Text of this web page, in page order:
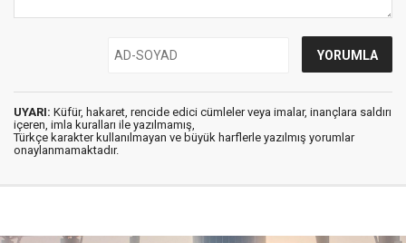
UYARI: Küfür, hakaret, rencide edici cümleler veya imalar, inançlara saldırı
içeren, imla kuralları ile yazılmamış,
Türkçe karakter kullanılmayan ve büyük harflerle yazılmış yorumlar
onaylanmamaktadır.